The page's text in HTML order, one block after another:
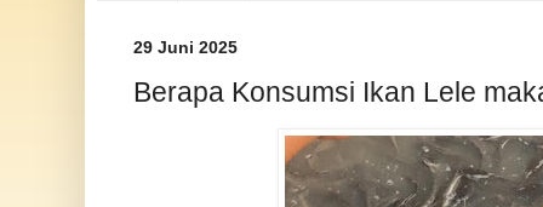
29 Juni 2025
Berapa Konsumsi Ikan Lele